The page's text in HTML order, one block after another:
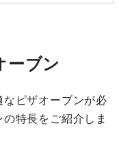
ーブン
ピザオーブンが必
特長をご紹介しま